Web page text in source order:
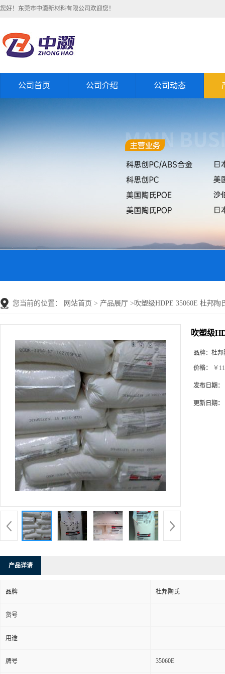
您好！东莞市中灏新材料有限公司欢迎您！
公司首页 公司介绍 公司动态
您当前的位置： 网站首页 > 产品展厅 >吹塑级HDPE 35060E 杜邦陶
吹塑级
品牌： 杜邦
价格： ￥
发布日期：
更新日期：
产品详请
品牌 杜邦陶氏
货号
用途
牌号 35060E